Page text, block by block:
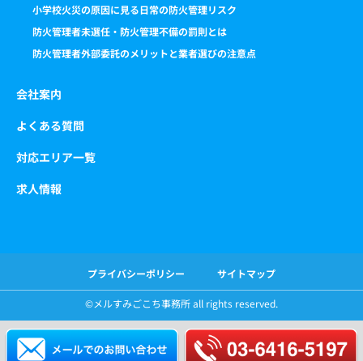
小学校火災の原因に見る日常の防火管理リスク
防火管理者未選任・防火管理不備の罰則とは
防火管理者外部委託のメリットと業者選びの注意点
会社案内
よくある質問
対応エリア一覧
求人情報
プライバシーポリシー サイトマップ
©️メルすみごこち事務所 all rights reserved.